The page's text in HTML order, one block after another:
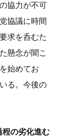
協力が不可
協議に時間
求を呑むた
懸念が聞こ
始めてお
る。今後の
の劣化進む